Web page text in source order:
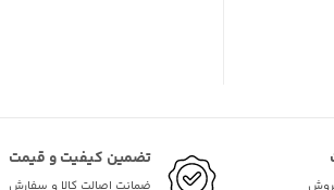
تضمین کیفیت و قیمت
ضمانت اصالت کالا و سفارش